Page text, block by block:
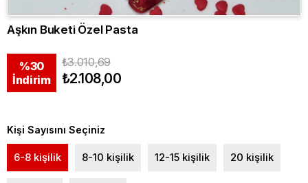
Aşkın Buketi Özel Pasta
%30
İndirim
₺3.010,69
₺2.108,00
Kişi Sayısını Seçiniz
6-8 kişilik 8-10 kişilik 12-15 kişilik 20 kişilik